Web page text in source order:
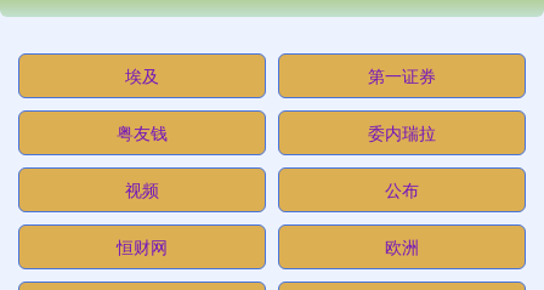
埃及 第一证券
粤友钱 委内瑞拉
视频 公布
恒财网 欧洲